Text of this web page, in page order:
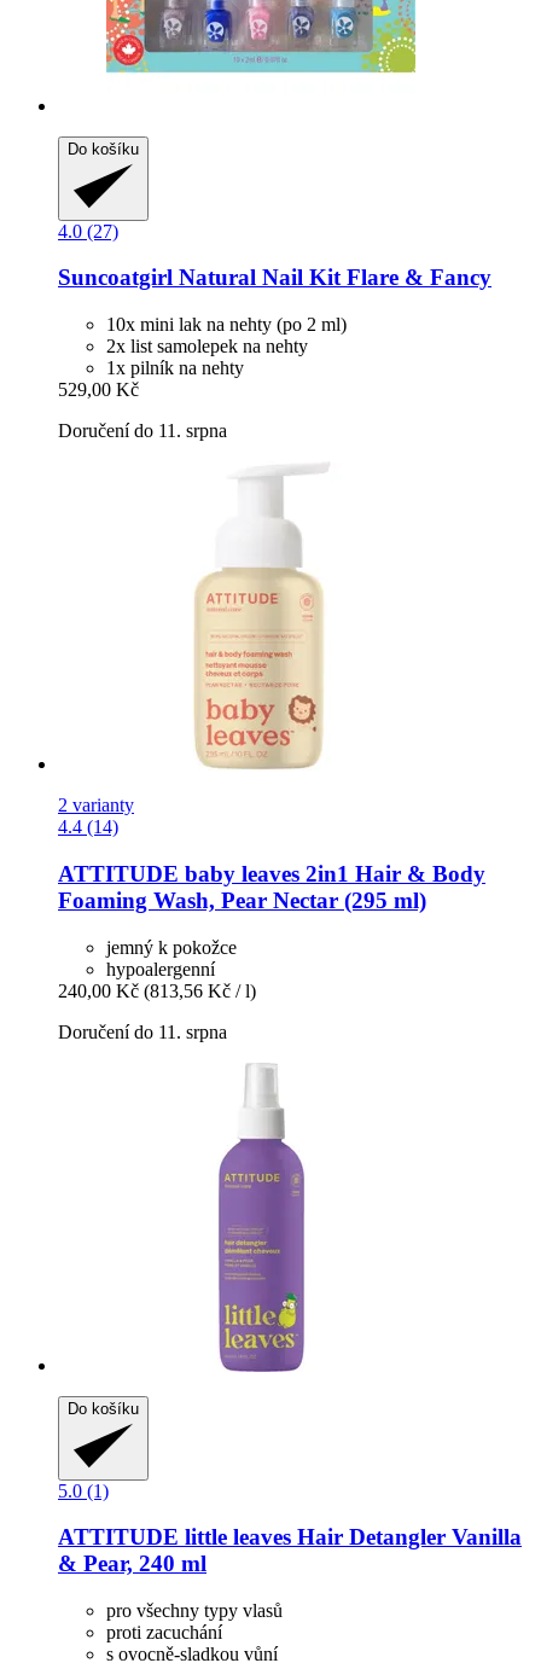
Do košíku
4.0 (27)
Suncoatgirl Natural Nail Kit Flare & Fancy
10x mini lak na nehty (po 2 ml)
2x list samolepek na nehty
1x pilník na nehty
529,00 Kč
Doručení do 11. srpna
2 varianty
4.4 (14)
ATTITUDE baby leaves 2in1 Hair & Body
Foaming Wash, Pear Nectar (295 ml)
jemný k pokožce
hypoalergenní
240,00 Kč (813,56 Kč / l)
Doručení do 11. srpna
Do košíku
5.0 (1)
ATTITUDE little leaves Hair Detangler Vanilla
& Pear, 240 ml
pro všechny typy vlasů
proti zacuchání
s ovocně-sladkou vůní